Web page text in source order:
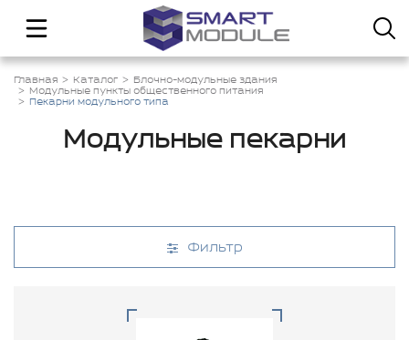
Главная Каталог
Блочно-модульные здания
Модульные пункты общественного питания
Пекарни модульного типа
Модульные пекарни
Фильтр